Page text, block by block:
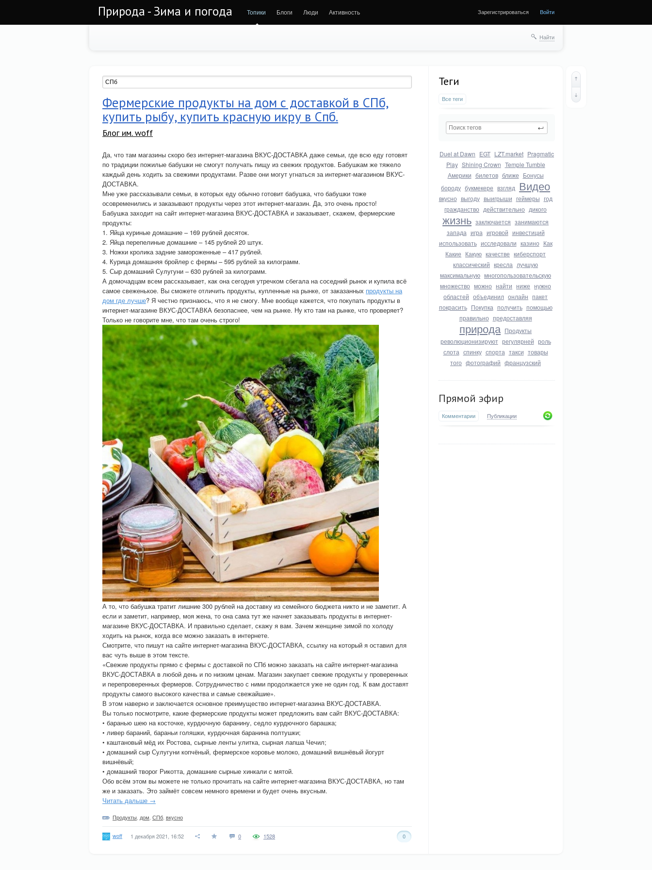
Природа - Зима и погода Топики Блоги Люди Активность Зарегистрироваться Войти
Найти
Теги
Все теги
Duel at Dawn EGT LZT.market Pragmatic
Play Shining Crown Temple Tumble
Америки билетов ближе Бонусы
бороду букмекере взгляд Видео
вкусно выгоду выигрыши геймеры год
гражданство действительно дикого
жизнь заключается занимаются
запада игра игровой инвестиций
использовать исследовали казино Как
Какие Какую качестве киберспорт
классический кресла лучшую
максимальную многопользовательскую
множество можно найти ниже нужно
областей объединил онлайн пакет
покрасить Покупка получить помощью
правильно предоставляя
природа Продукты
революционизируют регулярней роль
слота спинку спорта такси товары
того фотографий французский
Прямой эфир
Комментарии Публикации
Фермерские продукты на дом с доставкой в СПб,
купить рыбу, купить красную икру в Спб.
Блог им. woff
Да, что там магазины скоро без интернет-магазина ВКУС-ДОСТАВКА даже семьи, где всю еду готовят
по традиции пожилые бабушки не смогут получать пищу из свежих продуктов. Бабушкам же тяжело
каждый день ходить за свежими продуктами. Разве они могут угнаться за интернет-магазином ВКУС-
ДОСТАВКА.
Мне уже рассказывали семьи, в которых еду обычно готовит бабушка, что бабушки тоже
осовременились и заказывают продукты через этот интернет-магазин. Да, это очень просто!
Бабушка заходит на сайт интернет-магазина ВКУС-ДОСТАВКА и заказывает, скажем, фермерские
продукты:
1. Яйца куриные домашние – 169 рублей десяток.
2. Яйца перепелиные домашние – 145 рублей 20 штук.
3. Ножки кролика задние замороженные – 417 рублей.
4. Курица домашняя бройлер с фермы – 595 рублей за килограмм.
5. Сыр домашний Сулугуни – 630 рублей за килограмм.
А домочадцам всем рассказывает, как она сегодня утречком сбегала на соседний рынок и купила всё
самое свеженькое. Вы сможете отличить продукты, купленные на рынке, от заказанных продукты на
дом где лучше? Я честно признаюсь, что я не смогу. Мне вообще кажется, что покупать продукты в
интернет-магазине ВКУС-ДОСТАВКА безопаснее, чем на рынке. Ну кто там на рынке, что проверяет?
Только не говорите мне, что там очень строго!
А то, что бабушка тратит лишние 300 рублей на доставку из семейного бюджета никто и не заметит. А
если и заметит, например, моя жена, то она сама тут же начнет заказывать продукты в интернет-
магазине ВКУС-ДОСТАВКА. И правильно сделает, скажу я вам. Зачем женщине зимой по холоду
ходить на рынок, когда все можно заказать в интернете.
Смотрите, что пишут на сайте интернет-магазина ВКУС-ДОСТАВКА, ссылку на который я оставил для
вас чуть выше в этом тексте.
«Свежие продукты прямо с фермы с доставкой по СПб можно заказать на сайте интернет-магазина
ВКУС-ДОСТАВКА в любой день и по низким ценам. Магазин закупает свежие продукты у проверенных
и перепроверенных фермеров. Сотрудничество с ними продолжается уже не один год. К вам доставят
продукты самого высокого качества и самые свежайшие».
В этом наверно и заключается основное преимущество интернет-магазина ВКУС-ДОСТАВКА.
Вы только посмотрите, какие фермерские продукты может предложить вам сайт ВКУС-ДОСТАВКА:
• баранью шею на косточке, курдючную баранину, седло курдючного барашка;
• ливер бараний, бараньи голяшки, курдючная баранина полтушки;
• каштановый мёд их Ростова, сырные ленты улитка, сырная лапша Чечил;
• домашний сыр Сулугуни копчёный, фермерское коровье молоко, домашний вишнёвый йогурт
вишнёвый;
• домашний творог Рикотта, домашние сырные хинкали с мятой.
Обо всём этом вы можете не только прочитать на сайте интернет-магазина ВКУС-ДОСТАВКА, но там
же и заказать. Это займёт совсем немного времени и будет очень вкусным.
Читать дальше →
Продукты дом СПб вкусно
woff 1 декабря 2021, 16:52 0 0
1528